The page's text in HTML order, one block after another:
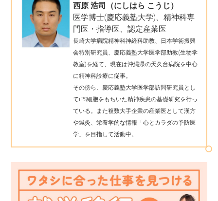
西原 浩司（にしはら こうじ）
医学博士(慶応義塾大学)、精神科専
門医・指導医、認定産業医
長崎大学病院精神科神経科助教、日本学術振興
会特別研究員、慶応義塾大学医学部助教(生物学
教室)を経て、現在は沖縄県の天久台病院を中心
に精神科診療に従事。
その傍ら、慶応義塾大学医学部訪問研究員とし
てiPS細胞をもちいた精神疾患の基礎研究を行っ
ている。また複数大手企業の産業医として漢方
や鍼灸、栄養学的な情報「心とカラダの予防医
学」を目指して活動中。